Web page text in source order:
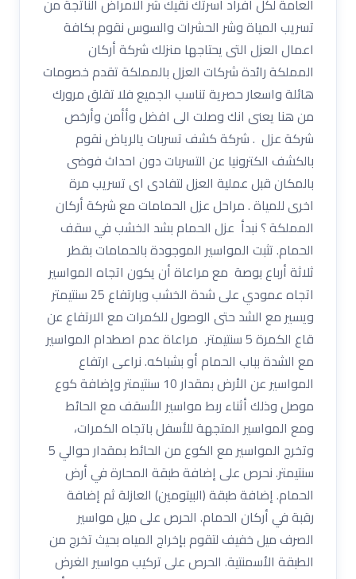
العامة لكل افراد اسرتك نقيك شر الامراض الناتجة من
تسريب المياة وشر الحشرات والسوس نقوم بكافة
اعمال العزل التى يحتاجها منزلك شركة أركان
المملكة رائدة شركات العزل بالمملكة تقدم خصومات
هائلة واسعار حصرية تناسب الجميع فلا تقلق مرورك
من هنا يعنى انك وصلت الى افضل وأأمن وأرخص
شركة عزل . شركة كشف تسربات يالرياض نقوم
بالكشف الكترونيا عن التسربات دون احداث فوضى
بالمكان قبل عملية العزل لتفادى اى تسريب مرة
اخرى للمياة . مراحل عزل الحمامات مع شركة أركان
المملكة ؟ نبدأ عزل الحمام بشد الخشب في سقف
الحمام. تثبت المواسير الموجودة بالحمامات بقطر
ثلاثة أرباع بوصة مع مراعاة أن يكون اتجاه المواسير
اتجاه عمودي على شدة الخشب وبارتفاع 25 سنتيمتر
ويسير مع الشد حتى الوصول للكمرات مع الارتفاع عن
قاع الكمرة 5 سنتيمتر. مراعاة عدم اصطدام المواسير
مع الشدة بباب الحمام أو بشباكه. نراعى ارتفاع
المواسير عن الأرض بمقدار 10 سنتيمتر وإضافة كوع
موصل وذلك أثناء ربط مواسير الأسقف مع الحائط
ومع المواسير المتجهة للأسفل باتجاه الكمرات،
وتخرج المواسير مع الكوع من الحائط بمقدار حوالي 5
سنتيمتر. نحرص على إضافة طبقة المحارة في أرض
الحمام. إضافة طبقة (البيتومين) العازلة ثم إضافة
رقبة في أركان الحمام. الحرص على ميل مواسير
الصرف ميل خفيف لتقوم بإخراج المياه بحيث تخرج من
الطبقة الأسمنتية. الحرص على تركيب مواسير الغرض